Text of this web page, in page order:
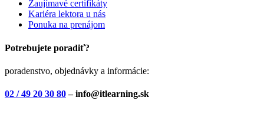
Zaujímavé certifikáty
Kariéra lektora u nás
Ponuka na prenájom
Potrebujete poradiť?
poradenstvo, objednávky a informácie:
02 / 49 20 30 80– info@itlearning.sk